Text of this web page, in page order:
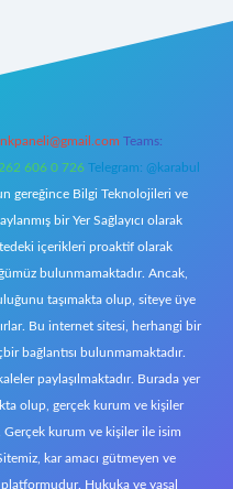
Teams:
606 0 726 Telegram: @karabul
gereğince Bilgi Teknolojileri ve
bir Yer Sağlayıcı olarak
içerikleri proaktif olarak
bulunmamaktadır. Ancak,
taşımakta olup, siteye üye
Bu internet sitesi, herhangi bir
bağlantısı bulunmamaktadır.
paylaşılmaktadır. Burada yer
olup, gerçek kurum ve kişiler
Gerçek kurum ve kişiler ile isim
kar amacı gütmeyen ve
Hukuka ve yasal